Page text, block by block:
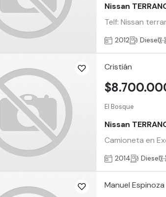
Nissan
Telf: Nissan
2012 Diesel
Cristián
El Bosque
Nissan
Camioneta en
2014 Diesel
Manuel Espinoza